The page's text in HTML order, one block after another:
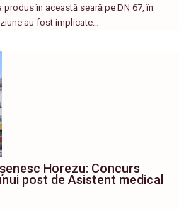
produs în această seară pe DN 67, în
au fost implicate…
Horezu: Concurs
post de Asistent medical